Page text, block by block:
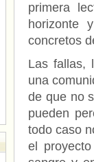
primera
horizonte
concretos
Las fallas,
una
de que no
pueden
todo caso
el